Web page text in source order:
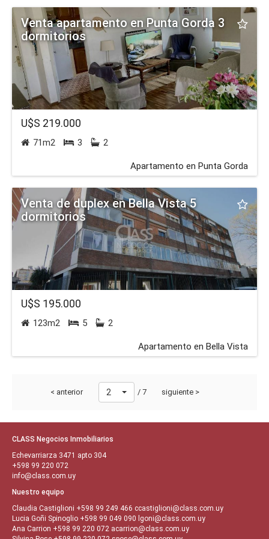
Venta apartamento en Punta Gorda 3
dormitorios
U$S 219.000
71m2 3 2
Apartamento en Punta Gorda
Venta de duplex en Bella Vista 5
dormitorios
U$S 195.000
123m2 5 2
Apartamento en Bella Vista
< anterior 2 / 7 siguiente >
CLASS Negocios Inmobiliarios
Echevarriarza 3471 apto 304
+598 99 220 072
info@class.com.uy
Nuestro equipo
Claudia Castiglioni +598 99 249 466 ccastiglioni@class.com.uy
Lucia Goñi Spinoglio +598 99 049 090 lgoni@class.com.uy
Ana Carrion +598 99 220 072 acarrion@class.com.uy